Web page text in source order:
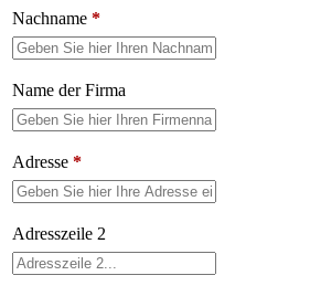
Nachname *
Name der Firma
Adresse *
Adresszeile 2